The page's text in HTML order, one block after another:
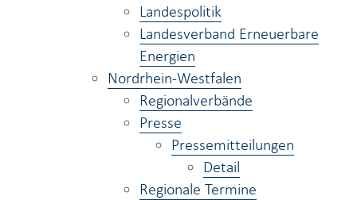
Landespolitik
Landesverband Erneuerbare
Energien
Nordrhein-Westfalen
Regionalverbände
Presse
Pressemitteilungen
Detail
Regionale Termine